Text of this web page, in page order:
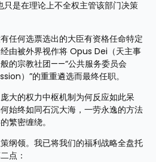
是在理论上不全权主管该部门决策
任何选票选出的大臣有资格任命特定
由被外界视作将 Opus Dei（天主事
的宗教社团——“公共服务委员会
）”的重重遴选而最终任职。
大的权力中枢机制为何反应如此呆
始终如同石沉大海，一劳永逸的方法
繁密缠绕。
纲领。我已将我们的福利战略全盘托
点：